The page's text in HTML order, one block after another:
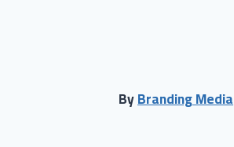
ByBranding Media